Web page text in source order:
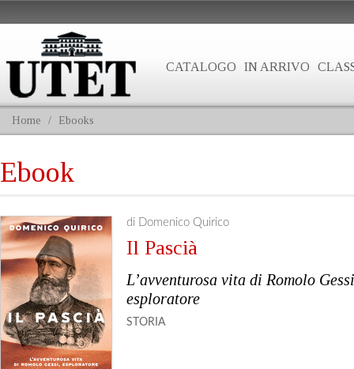
CATALOGO IN ARRIVO
Home / Ebooks
Ebook
di Domenico Quirico
Il Pascià
L’avventurosa vita di Romolo
esploratore
STORIA